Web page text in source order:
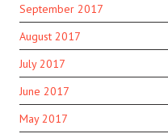
September 2017
August 2017
July 2017
June 2017
May 2017